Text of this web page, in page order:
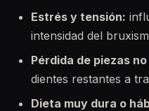
Estrés y tensión:
intensidad del
Pérdida de piezas
dientes restantes a
Dieta muy dura o